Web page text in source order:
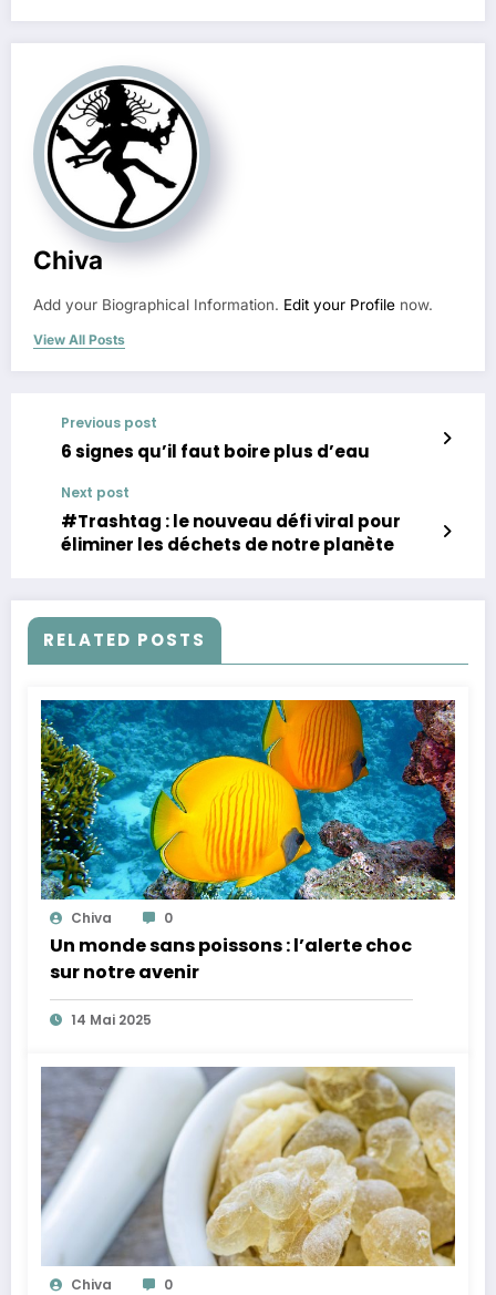
Chiva
Add your Biographical Information. Edit your Profile now.
View All Posts
Previous post
6 signes qu’il faut boire plus d’eau
Next post
#Trashtag : le nouveau défi viral pour
éliminer les déchets de notre planète
RELATED POSTS
Chiva 0
Un monde sans poissons : l’alerte choc
sur notre avenir
14 Mai 2025
Chiva 0